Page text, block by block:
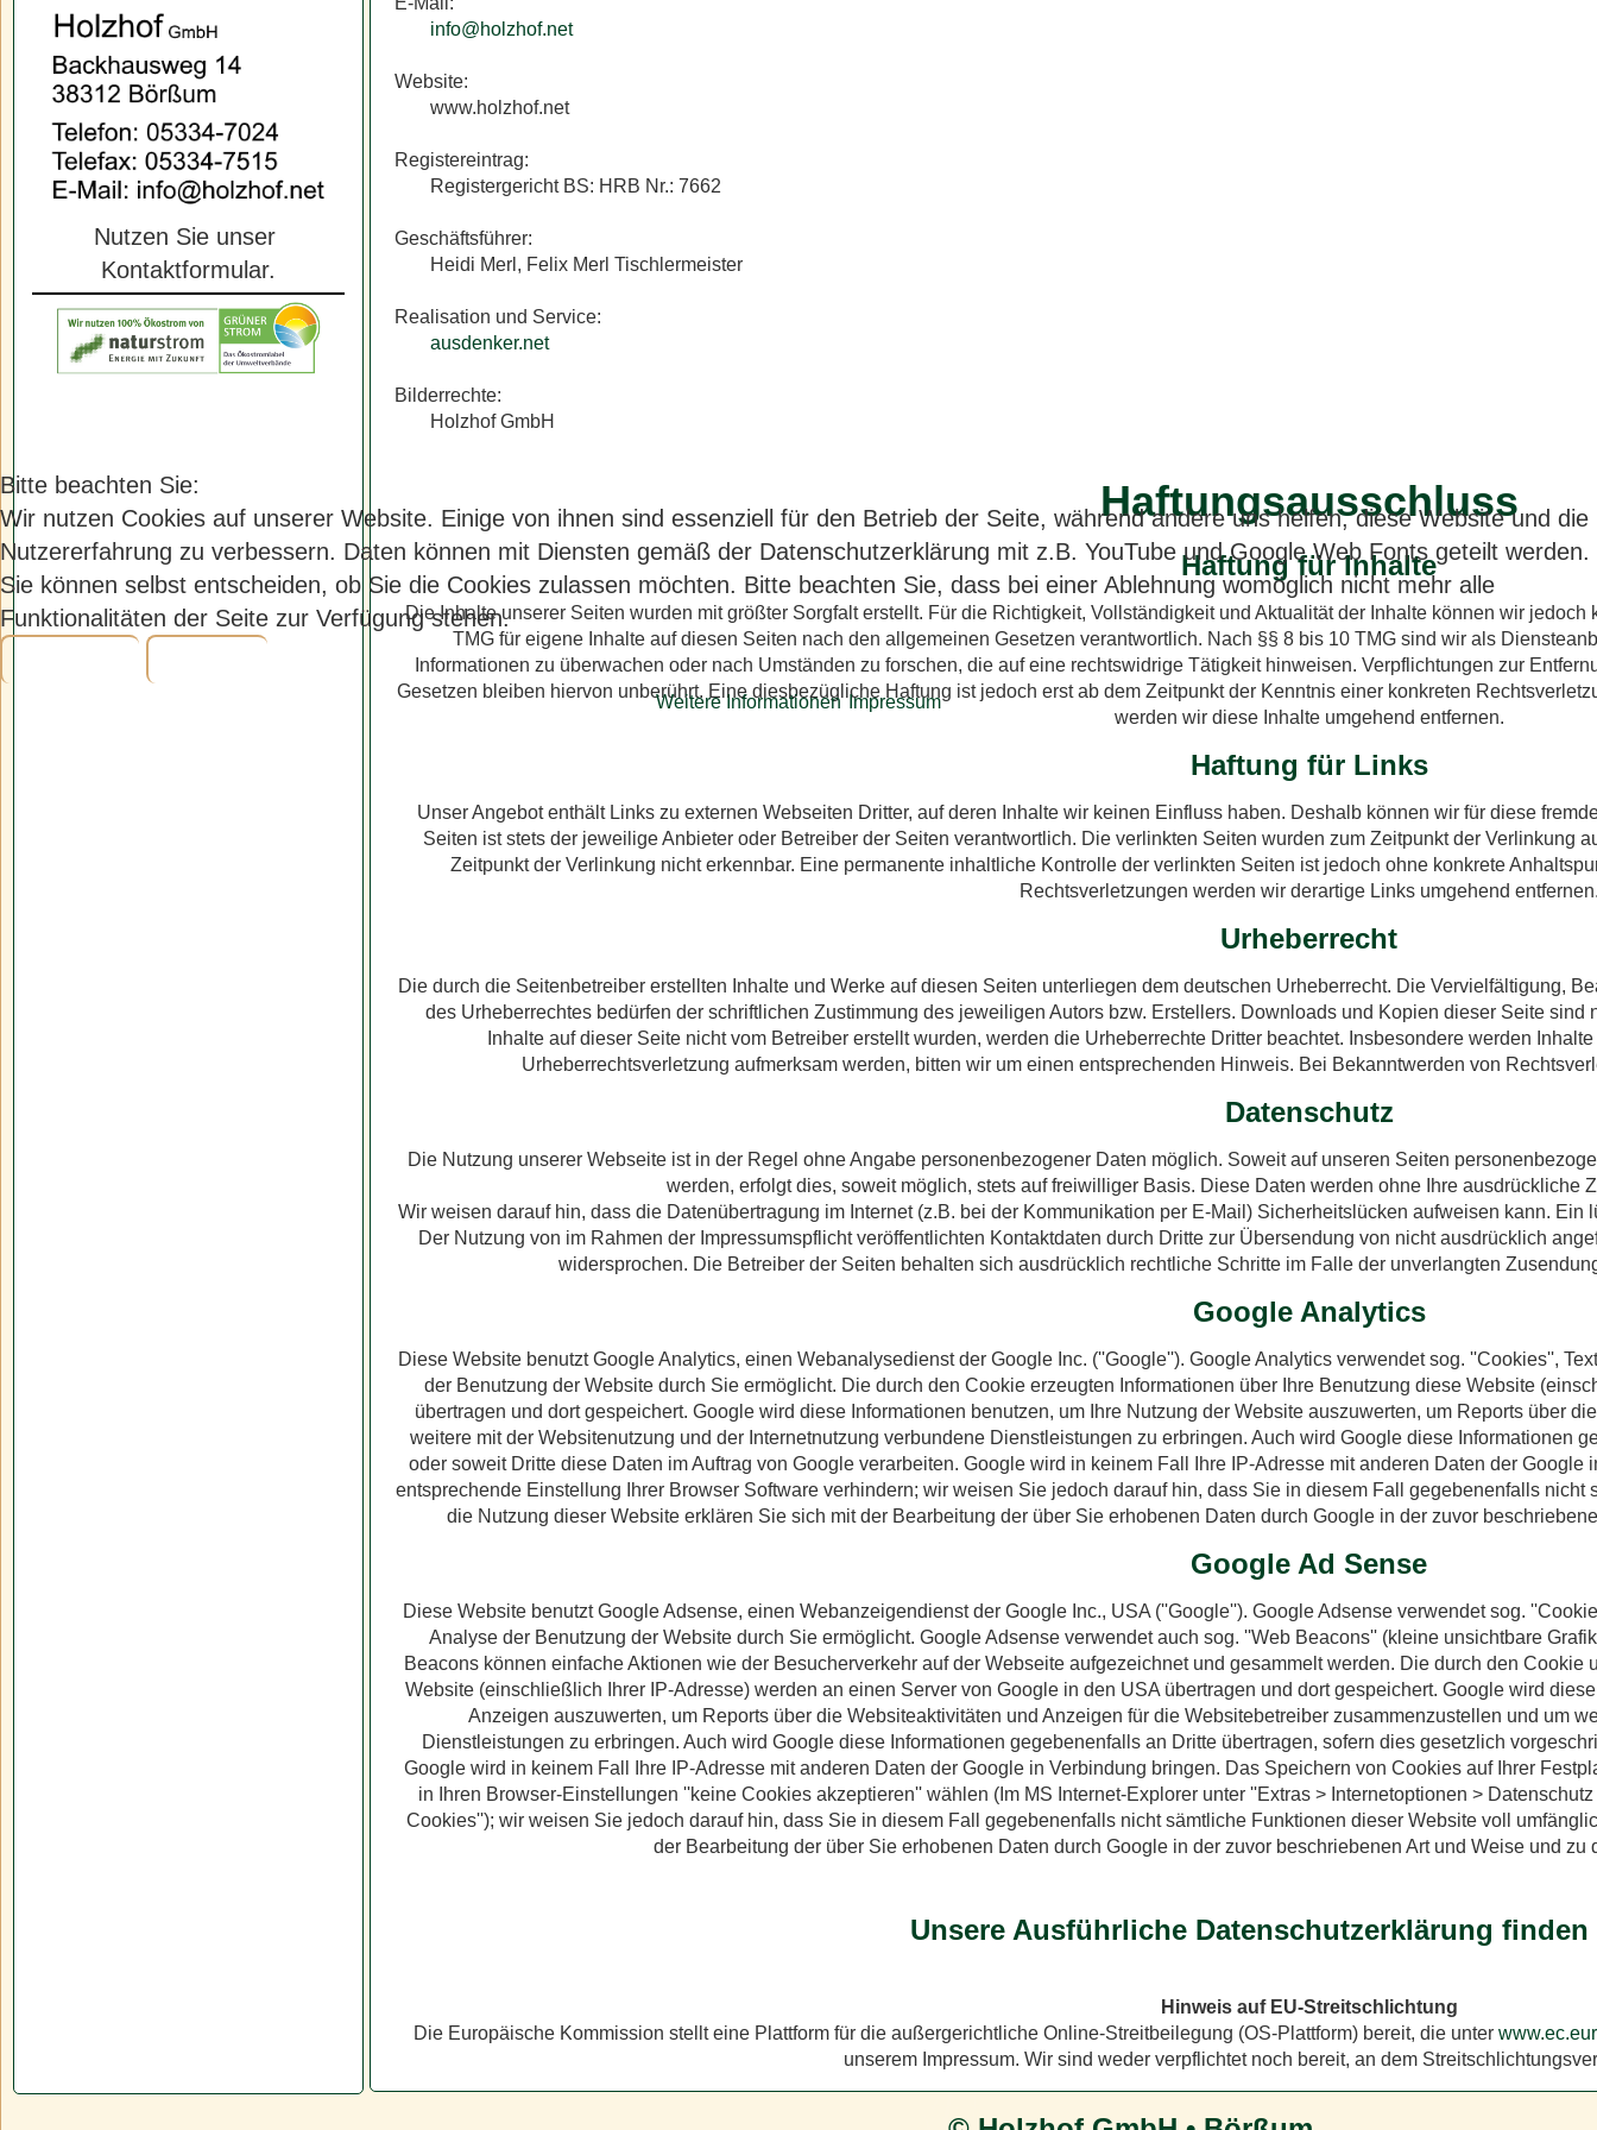
Nutzen Sie unser
Kontaktformular.
info@holzhof.net
Website:
www.holzhof.net
Registereintrag:
Registergericht BS: HRB Nr.: 7662
Geschäftsführer:
Heidi Merl, Felix Merl Tischlermeister
Realisation und Service:
ausdenker.net
Bilderrechte:
Holzhof GmbH
Haftungsausschluss
Haftung für Inhalte
Die Inhalte unserer Seiten wurden mit größter Sorgfalt erstellt. Für die Richtigkeit, Vollständigkeit und Aktualität der Inhalte können wir
TMG für eigene Inhalte auf diesen Seiten nach den allgemeinen Gesetzen verantwortlich. Nach §§ 8 bis 10 TMG sind wir als
Informationen zu überwachen oder nach Umständen zu forschen, die auf eine rechtswidrige Tätigkeit hinweisen. Verpflichtungen zur
Gesetzen bleiben hiervon unberührt. Eine diesbezügliche Haftung ist jedoch erst ab dem Zeitpunkt der Kenntnis einer konkreten
werden wir diese Inhalte umgehend entfernen.
Haftung für Links
Unser Angebot enthält Links zu externen Webseiten Dritter, auf deren Inhalte wir keinen Einfluss haben. Deshalb können wir für diese
Seiten ist stets der jeweilige Anbieter oder Betreiber der Seiten verantwortlich. Die verlinkten Seiten wurden zum Zeitpunkt der Verlinkung
Zeitpunkt der Verlinkung nicht erkennbar. Eine permanente inhaltliche Kontrolle der verlinkten Seiten ist jedoch ohne konkrete
Rechtsverletzungen werden wir derartige Links umgehend
Urheberrecht
Die durch die Seitenbetreiber erstellten Inhalte und Werke auf diesen Seiten unterliegen dem deutschen Urheberrecht. Die Vervielfältigung,
des Urheberrechtes bedürfen der schriftlichen Zustimmung des jeweiligen Autors bzw. Erstellers. Downloads und Kopien dieser Seite
Inhalte auf dieser Seite nicht vom Betreiber erstellt wurden, werden die Urheberrechte Dritter beachtet. Insbesondere werden
Urheberrechtsverletzung aufmerksam werden, bitten wir um einen entsprechenden Hinweis. Bei Bekanntwerden von
Datenschutz
Die Nutzung unserer Webseite ist in der Regel ohne Angabe personenbezogener Daten möglich. Soweit auf unseren Seiten
werden, erfolgt dies, soweit möglich, stets auf freiwilliger Basis. Diese Daten werden ohne Ihre ausdrückliche
Wir weisen darauf hin, dass die Datenübertragung im Internet (z.B. bei der Kommunikation per E-Mail) Sicherheitslücken aufweisen kann.
Der Nutzung von im Rahmen der Impressumspflicht veröffentlichten Kontaktdaten durch Dritte zur Übersendung von nicht ausdrücklich
widersprochen. Die Betreiber der Seiten behalten sich ausdrücklich rechtliche Schritte im Falle der unverlangten
Google Analytics
Diese Website benutzt Google Analytics, einen Webanalysedienst der Google Inc. (''Google''). Google Analytics verwendet sog. ''Cookies'',
der Benutzung der Website durch Sie ermöglicht. Die durch den Cookie erzeugten Informationen über Ihre Benutzung diese Website
übertragen und dort gespeichert. Google wird diese Informationen benutzen, um Ihre Nutzung der Website auszuwerten, um Reports über
weitere mit der Websitenutzung und der Internetnutzung verbundene Dienstleistungen zu erbringen. Auch wird Google diese Informationen
oder soweit Dritte diese Daten im Auftrag von Google verarbeiten. Google wird in keinem Fall Ihre IP-Adresse mit anderen Daten der
entsprechende Einstellung Ihrer Browser Software verhindern; wir weisen Sie jedoch darauf hin, dass Sie in diesem Fall gegebenenfalls
die Nutzung dieser Website erklären Sie sich mit der Bearbeitung der über Sie erhobenen Daten durch Google in der zuvor
Google Ad Sense
Diese Website benutzt Google Adsense, einen Webanzeigendienst der Google Inc., USA (''Google''). Google Adsense verwendet sog.
Analyse der Benutzung der Website durch Sie ermöglicht. Google Adsense verwendet auch sog. ''Web Beacons'' (kleine unsichtbare
Beacons können einfache Aktionen wie der Besucherverkehr auf der Webseite aufgezeichnet und gesammelt werden. Die durch den
Website (einschließlich Ihrer IP-Adresse) werden an einen Server von Google in den USA übertragen und dort gespeichert. Google wird
Anzeigen auszuwerten, um Reports über die Websiteaktivitäten und Anzeigen für die Websitebetreiber zusammenzustellen und um
Dienstleistungen zu erbringen. Auch wird Google diese Informationen gegebenenfalls an Dritte übertragen, sofern dies gesetzlich
Google wird in keinem Fall Ihre IP-Adresse mit anderen Daten der Google in Verbindung bringen. Das Speichern von Cookies auf Ihrer
in Ihren Browser-Einstellungen ''keine Cookies akzeptieren'' wählen (Im MS Internet-Explorer unter ''Extras > Internetoptionen >
Cookies''); wir weisen Sie jedoch darauf hin, dass Sie in diesem Fall gegebenenfalls nicht sämtliche Funktionen dieser Website voll
der Bearbeitung der über Sie erhobenen Daten durch Google in der zuvor beschriebenen Art und Weise und
Unsere Ausführliche Datenschutzerklärung finden
Hinweis auf EU-Streitschlichtung
Die Europäische Kommission stellt eine Plattform für die außergerichtliche Online-Streitbeilegung (OS-Plattform) bereit, die unter
unserem Impressum. Wir sind weder verpflichtet noch bereit, an dem
Bitte beachten Sie:
Wir nutzen Cookies auf unserer Website. Einige von ihnen sind essenziell für den Betrieb der Seite, während andere uns helfen, diese Website und die
Nutzererfahrung zu verbessern. Daten können mit Diensten gemäß der Datenschutzerklärung mit z.B. YouTube und Google Web Fonts geteilt werden.
Sie können selbst entscheiden, ob Sie die Cookies zulassen möchten. Bitte beachten Sie, dass bei einer Ablehnung womöglich nicht mehr alle
Funktionalitäten der Seite zur Verfügung stehen.
Weitere Informationen Impressum